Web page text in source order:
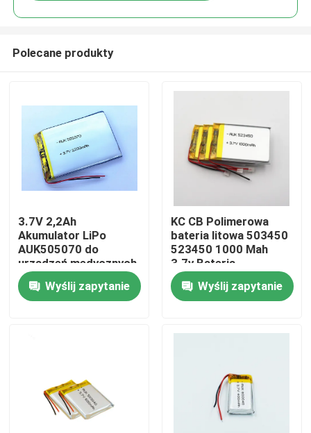
Do domu
O nas
Polecane produkty
3.7V 2,2Ah
Akumulator LiPo
AUK505070 do
urządzeń medycznych
Wyślij zapytanie
KC CB Polimerowa
bateria litowa 503450
523450 1000 Mah
3.7v Bateria
Polimerowa bateria
litowaWyślij zapytanie